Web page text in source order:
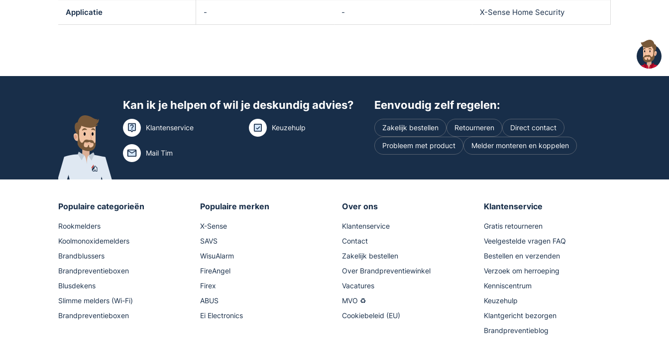
Applicatie - - X-Sense Home Security
Kan ik je helpen of wil je deskundig advies?
Klantenservice Keuzehulp
Mail Tim
Eenvoudig zelf regelen:
Zakelijk bestellen Retourneren Direct contact
Probleem met product Melder monteren en koppelen
Populaire categorieën
Rookmelders
Koolmonoxidemelders
Brandblussers
Brandpreventieboxen
Blusdekens
Slimme melders (Wi-Fi)
Brandpreventieboxen
Populaire merken
X-Sense
SAVS
WisuAlarm
FireAngel
Firex
ABUS
Ei Electronics
Over ons
Klantenservice
Contact
Zakelijk bestellen
Over Brandpreventiewinkel
Vacatures
MVO ♻
Cookiebeleid (EU)
Klantenservice
Gratis retourneren
Veelgestelde vragen FAQ
Bestellen en verzenden
Verzoek om herroeping
Kenniscentrum
Keuzehulp
Klantgericht bezorgen
Brandpreventieblog